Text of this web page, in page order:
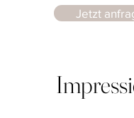
Jetzt